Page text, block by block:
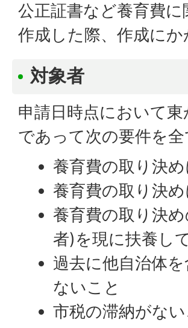
公正証書など養育費
作成した際、作成に
対象者
申請日時点において
であって次の要件を
養育費の取り決
養育費の取り決
養育費の取り決
者)を現に扶養し
過去に他自治体
ないこと
市税の滞納がない